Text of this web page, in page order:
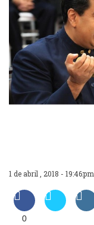
1 de abril , 2018 - 19:46:pm
0